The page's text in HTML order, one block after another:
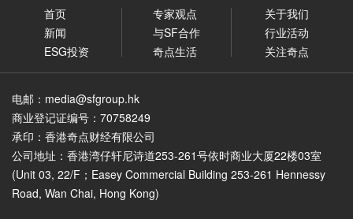
首页
新闻
ESG投资
专家观点
与SF合作
奇点生活
关于我们
行业活动
关注奇点
电邮：media@sfgroup.hk
商业登记证编号：70758249
承印：香港奇点财经有限公司
公司地址：香港湾仔轩尼诗道253-261号依时商业大厦22楼03室
(Unit 03, 22/F；Easey Commercial Building 253-261 Hennessy
Road, Wan Chai, Hong Kong)